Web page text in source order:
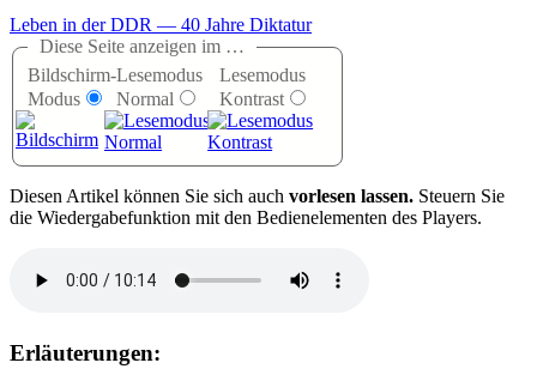
Leben in der DDR — 40 Jahre Diktatur
Diese Seite anzeigen im …
Bildschirm-
Modus
Lesemodus
Normal
Lesemodus
Kontrast
Diesen Artikel können Sie sich auch vorlesen lassen. Steuern Sie
die Wiedergabefunktion mit den Bedienelementen des Players.
Erläuterungen: